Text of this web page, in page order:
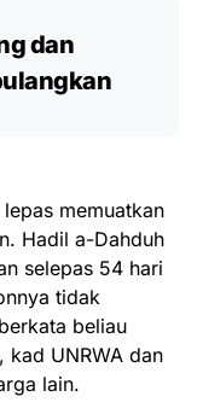
dan
memuatkan
Hadil a-Dahduh
selepas 54 hari
tidak
beliau
kad UNRWA dan
lain.